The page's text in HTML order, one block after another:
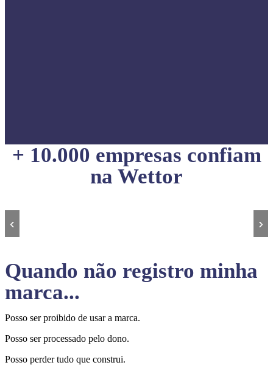
+ 10.000 empresas confiam
na Wettor
‹ ›
Quando não registro minha
marca...
Posso ser proibido de usar a marca.
Posso ser processado pelo dono.
Posso perder tudo que construi.